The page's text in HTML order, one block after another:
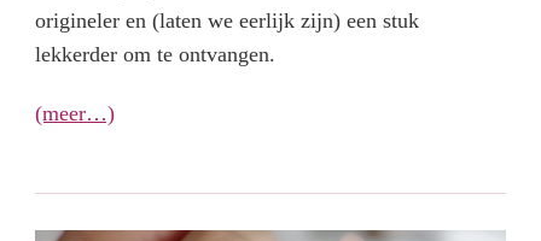
origineler en (laten we eerlijk zijn) een stuk
lekkerder om te ontvangen.
(meer…)